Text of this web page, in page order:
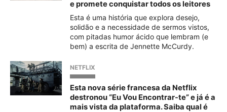
e promete conquistar todos os leitores
Esta é uma história que explora desejo,
solidão e a necessidade de sermos vistos,
com pitadas humor ácido que lembram (e
bem) a escrita de Jennette McCurdy.
NETFLIX
Esta nova série francesa da Netflix
destronou “Eu Vou Encontrar-te” e já é a
mais vista da plataforma. Saiba qual é